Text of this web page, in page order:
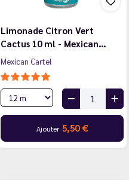
Limonade Citron Vert
Cactus 10 ml - Mexican…
Mexican Cartel
Ajouter 5,50 €